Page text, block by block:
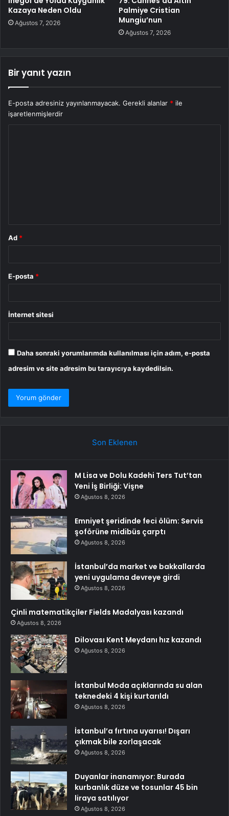
Kazaya Neden Oldu
Ağustos 7, 2026
Palmiye Cristian
Mungiu’nun
Ağustos 7, 2026
Bir yanıt yazın
E-posta adresiniz yayınlanmayacak. Gerekli alanlar * ile
işaretlenmişlerdir
Ad *
E-posta *
İnternet sitesi
Daha sonraki yorumlarımda kullanılması için adım, e-posta
adresim ve site adresim bu tarayıcıya kaydedilsin.
Son Eklenen
M Lisa ve Dolu Kadehi Ters Tut’tan
Yeni İş Birliği: Vişne
Ağustos 8, 2026
Emniyet şeridinde feci ölüm: Servis
şoförüne midibüs çarptı
Ağustos 8, 2026
İstanbul’da market ve bakkallarda
yeni uygulama devreye girdi
Ağustos 8, 2026
Çinli matematikçiler Fields Madalyası kazandı
Ağustos 8, 2026
Dilovası Kent Meydanı hız kazandı
Ağustos 8, 2026
İstanbul Moda açıklarında su alan
teknedeki 4 kişi kurtarıldı
Ağustos 8, 2026
İstanbul’a fırtına uyarısı! Dışarı
çıkmak bile zorlaşacak
Ağustos 8, 2026
Duyanlar inanamıyor: Burada
kurbanlık düze ve tosunlar 45 bin
liraya satılıyor
Ağustos 8, 2026